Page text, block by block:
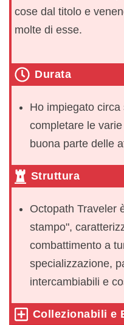
cose dal titolo e
molte di esse.
Durata
Ho impiegato
completare le
buona parte delle
Struttura
Octopath Traveler
stampo",
combattimento a
specializzazione,
intercambiabili e
Collezionabili e